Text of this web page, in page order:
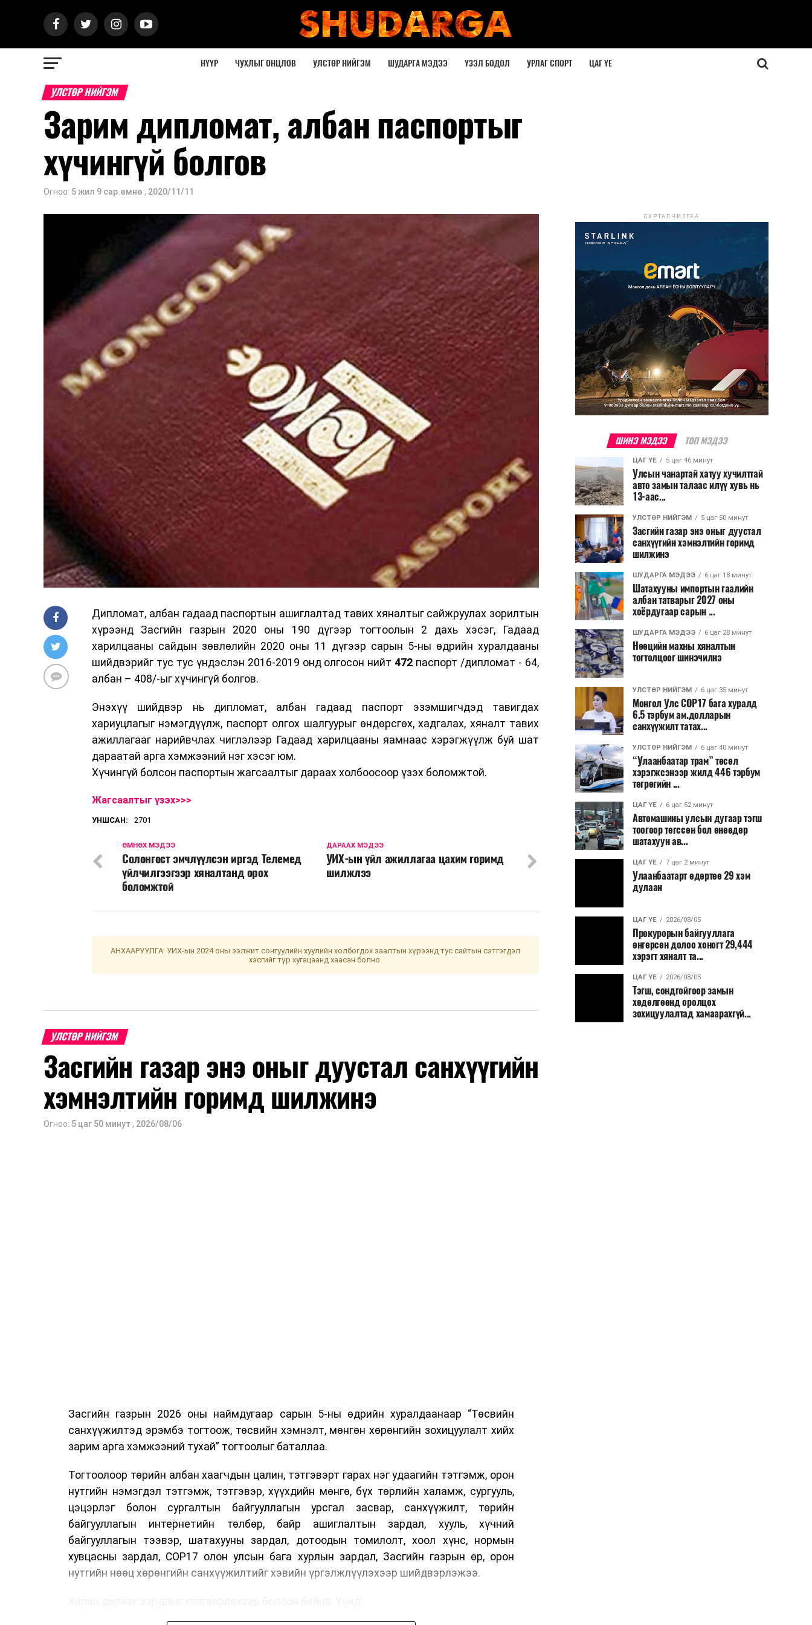
НҮҮР ЧУХЛЫГ ОНЦЛОВ УЛСТӨР НИЙГЭМ ШУДАРГА МЭДЭЭ ҮЗЭЛ БОДОЛ УРЛАГ СПОРТ ЦАГ ҮЕ
УЛСТӨР НИЙГЭМ
Зарим дипломат, албан паспортыг
хүчингүй болгов
Огноо: 5 жил 9 сар.өмнө , 2020/11/11
Дипломат, албан гадаад паспортын ашиглалтад тавих хяналтыг сайжруулах зорилтын
хүрээнд Засгийн газрын 2020 оны 190 дүгээр тогтоолын 2 дахь хэсэг, Гадаад
харилцааны сайдын зөвлөлийн 2020 оны 11 дүгээр сарын 5-ны өдрийн хуралдааны
шийдвэрийг тус тус үндэслэн 2016-2019 онд олгосон нийт472 паспорт /дипломат - 64,
албан – 408/-ыг хүчингүй болгов.
Энэхүү шийдвэр нь дипломат, албан гадаад паспорт эзэмшигчдэд тавигдах
хариуцлагыг нэмэгдүүлж, паспорт олгох шалгуурыг өндөрсгөх, хадгалах, хяналт тавих
ажиллагааг нарийвчлах чиглэлээр Гадаад харилцааны яамнаас хэрэгжүүлж буй шат
дараатай арга хэмжээний нэг хэсэг юм.
Хүчингүй болсон паспортын жагсаалтыг дараах холбоосоор үзэх боломжтой.
Жагсаалтыг үзэх>>>
УНШСАН: 2701
ДАРААХ МЭДЭЭ
УИХ-ын үйл ажиллагаа цахим горимд
шилжлээ
ӨМНӨХ МЭДЭЭ
Солонгост эмчлүүлсэн иргэд Телемед
үйлчилгээгээр хяналтанд орох
боломжтой
АНХААРУУЛГА: УИХ-ын 2024 оны ээлжит сонгуулийн хуулийн холбогдох заалтын хүрээнд тус сайтын сэтгэгдэл
хэсгийг түр хугацаанд хаасан болно.
УЛСТӨР НИЙГЭМ
Засгийн газар энэ оныг дуустал санхүүгийн
хэмнэлтийн горимд шилжинэ
Огноо: 5 цаг 50 минут , 2026/08/06
Засгийн газрын 2026 оны наймдугаар сарын 5-ны өдрийн хуралдаанаар “Төсвийн
санхүүжилтэд эрэмбэ тогтоож, төсвийн хэмнэлт, мөнгөн хөрөнгийн зохицуулалт хийх
зарим арга хэмжээний тухай” тогтоолыг баталлаа.
Тогтоолоор төрийн албан хаагчдын цалин, тэтгэвэрт гарах нэг удаагийн тэтгэмж, орон
нутгийн нэмэгдэл тэтгэмж, тэтгэвэр, хүүхдийн мөнгө, бүх төрлийн халамж, сургууль,
цэцэрлэг болон сургалтын байгууллагын урсгал засвар, санхүүжилт, төрийн
байгууллагын интернетийн төлбөр, байр ашиглалтын зардал, хууль, хүчний
байгууллагын тээвэр, шатахууны зардал, дотоодын томилолт, хоол хүнс, нормын
хувцасны зардал, COP17 олон улсын бага хурлын зардал, Засгийн газрын өр, орон
нутгийн нөөц хөрөнгийн санхүүжилтийг хэвийн үргэлжлүүлэхээр шийдвэрлэжээ.
СУРТАЛЧИЛГАА
ШИНЭ МЭДЭЭ ТОП МЭДЭЭ
ЦАГ ҮЕ 5 цаг 46 минут
Улсын чанартай хатуу хучилттай
авто замын талаас илүү хувь нь
13-аас...
УЛСТӨР НИЙГЭМ 5 цаг 50 минут
Засгийн газар энэ оныг дуустал
санхүүгийн хэмнэлтийн горимд
шилжинэ
ШУДАРГА МЭДЭЭ 6 цаг 18 минут
Шатахууны импортын гаалийн
албан татварыг 2027 оны
хоёрдугаар сарын ...
ШУДАРГА МЭДЭЭ 6 цаг 28 минут
Нөөцийн махны хяналтын
тогтолцоог шинэчилнэ
УЛСТӨР НИЙГЭМ 6 цаг 35 минут
Монгол Улс COP17 бага хуралд
6.5 тэрбум ам.долларын
санхүүжилт татах...
УЛСТӨР НИЙГЭМ 6 цаг 40 минут
“Улаанбаатар трам” төсөл
хэрэгжсэнээр жилд 446 тэрбум
төгрөгийн ...
ЦАГ ҮЕ 6 цаг 52 минут
Автомашины улсын дугаар тэгш
тоогоор төгссөн бол өнөөдөр
шатахуун ав...
ЦАГ ҮЕ 7 цаг 2 минут
Улаанбаатарт өдөртөө 29 хэм
дулаан
ЦАГ ҮЕ 2026/08/05
Прокурорын байгууллага
өнгөрсөн долоо хоногт 29,444
хэрэгт хяналт та...
ЦАГ ҮЕ 2026/08/05
Тэгш, сондгойгоор замын
хөдөлгөөнд оролцох
зохицуулалтад хамаарахгүй...